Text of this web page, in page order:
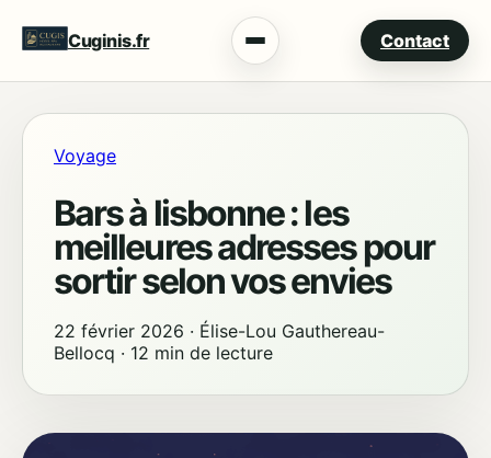
Cuginis.fr Menu Contact
Voyage
Bars à lisbonne : les
meilleures adresses pour
sortir selon vos envies
22 février 2026 · Élise-Lou Gauthereau-
Bellocq · 12 min de lecture